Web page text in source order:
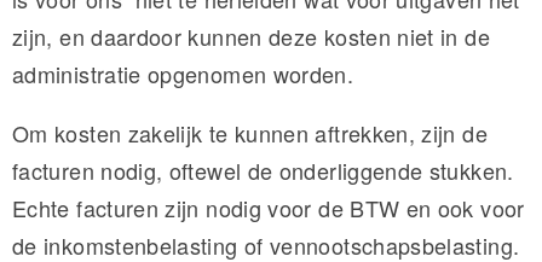
zijn, en daardoor kunnen deze kosten niet in de
administratie opgenomen worden.
Om kosten zakelijk te kunnen aftrekken, zijn de
facturen nodig, oftewel de onderliggende stukken.
Echte facturen zijn nodig voor de BTW en ook voor
de inkomstenbelasting of vennootschapsbelasting.